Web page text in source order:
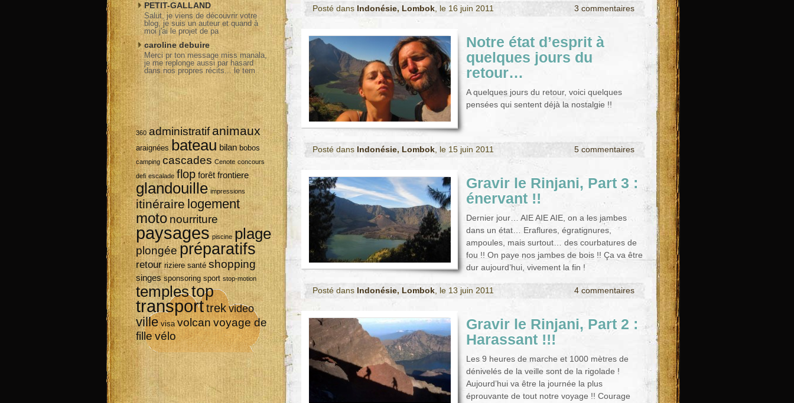
Posté dans Indonésie, Lombok , le 16 juin 2011 3 commentaires
Notre état d’esprit à
quelques jours du
retour…
A quelques jours du retour, voici quelques
pensées qui sentent déjà la nostalgie !!
Posté dans Indonésie, Lombok , le 15 juin 2011 5 commentaires
Gravir le Rinjani, Part 3 :
énervant !!
Dernier jour… AIE AIE AIE, on a les jambes
dans un état… Eraflures, égratignures,
ampoules, mais surtout… des courbatures de
fou !! On paye nos jambes de bois !! Ça va être
dur aujourd’hui, vivement la fin !
Posté dans Indonésie, Lombok , le 13 juin 2011 4 commentaires
Gravir le Rinjani, Part 2 :
Harassant !!!
Les 9 heures de marche et 1000 mètres de
dénivelés de la veille sont de la rigolade !
Aujourd’hui va être la journée la plus
éprouvante de tout notre voyage !! Courage
PETIT-GALLAND
Salut, je viens de découvrir votre
blog, je suis un auteur et quand à
moi j'ai le projet de pa
caroline debuire
Merci pr ton message miss manala,
je me replonge aussi par hasard
dans nos propres récits... le tem
360 administratifanimaux
araignées bateau bilan bobos
camping cascades Cenote concours
defi escalade flop forêt frontiere
glandouille impressions
itinéraire logement
moto nourriture
paysages piscine plage
plongée préparatifs
retour riziere santé shopping
singes sponsoring sport stop-motion
templestop
transporttrek video
ville visa volcanvoyage de
fillevélo